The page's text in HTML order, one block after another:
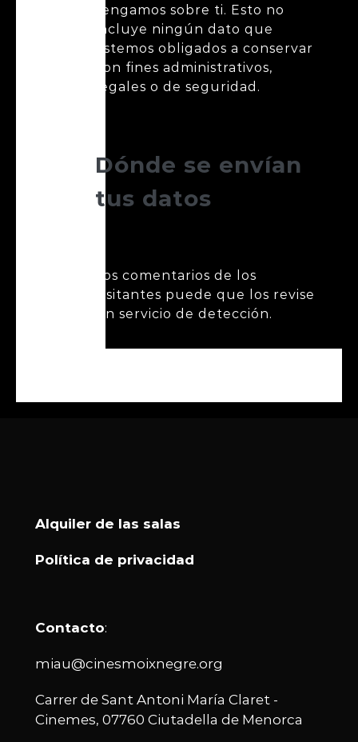
tengamos sobre ti. Esto no
incluye ningún dato que
estemos obligados a conservar
con fines administrativos,
legales o de seguridad.
Dónde se envían
tus datos
Los comentarios de los
visitantes puede que los revise
un servicio de detección.
Alquiler de las salas
Política de privacidad
Contacto:
miau@cinesmoixnegre.org
Carrer de Sant Antoni María Claret -
Cinemes, 07760 Ciutadella de Menorca